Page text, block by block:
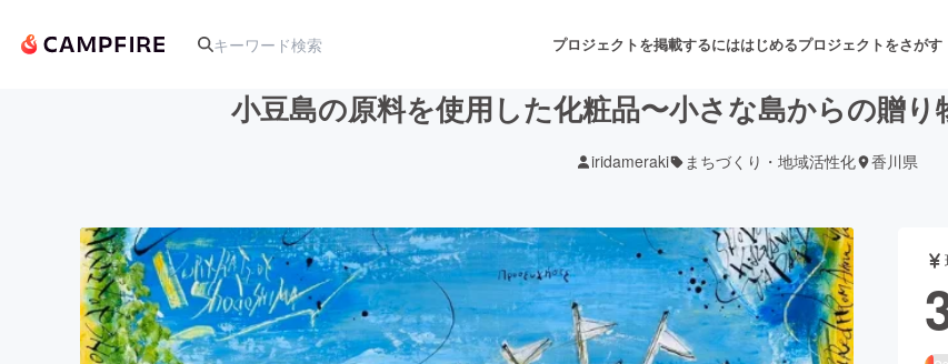
プロジェクトを掲載するにははじめるプロジェクトをさがす
アート・写真 音楽 舞台・パフォーマ
テクノロジー・ガジェット ゲーム・サービス開発 フード・飲食店
小豆島の原料を使用した化粧品〜小さな島からの贈
iridameraki まちづくり・地域活性化 香川県